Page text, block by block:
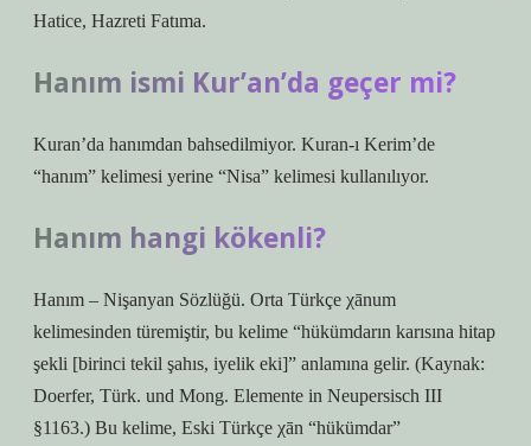
Hatice, Hazreti Fatıma.
Hanım ismi Kur’an’da geçer mi?
Kuran’da hanımdan bahsedilmiyor. Kuran-ı Kerim’de
“hanım” kelimesi yerine “Nisa” kelimesi kullanılıyor.
Hanım hangi kökenli?
Hanım – Nişanyan Sözlüğü. Orta Türkçe χānum
kelimesinden türemiştir, bu kelime “hükümdarın karısına hitap
şekli [birinci tekil şahıs, iyelik eki]” anlamına gelir. (Kaynak:
Doerfer, Türk. und Mong. Elemente in Neupersisch III
§1163.) Bu kelime, Eski Türkçe χān “hükümdar”